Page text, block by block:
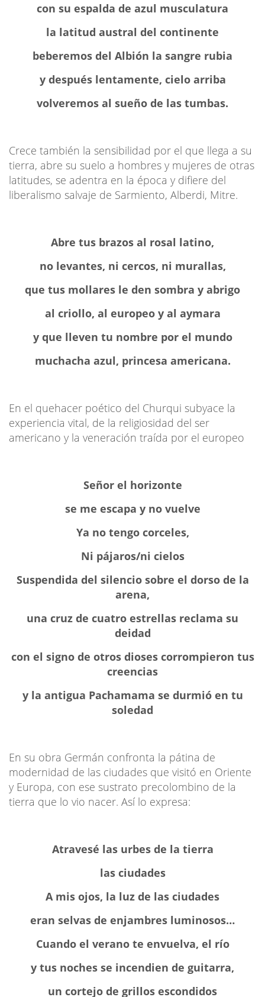
con su espalda de azul musculatura
la latitud austral del continente
beberemos del Albión la sangre rubia
y después lentamente, cielo arriba
volveremos al sueño de las tumbas.
Crece también la sensibilidad por el que llega a su
tierra, abre su suelo a hombres y mujeres de otras
latitudes, se adentra en la época y difiere del
liberalismo salvaje de Sarmiento, Alberdi, Mitre.
Abre tus brazos al rosal latino,
no levantes, ni cercos, ni murallas,
que tus mollares le den sombra y abrigo
al criollo, al europeo y al aymara
y que lleven tu nombre por el mundo
muchacha azul, princesa americana.
En el quehacer poético del Churqui subyace la
experiencia vital, de la religiosidad del ser
americano y la veneración traída por el europeo
Señor el horizonte
se me escapa y no vuelve
Ya no tengo corceles,
Ni pájaros/ni cielos
Suspendida del silencio sobre el dorso de la
arena,
una cruz de cuatro estrellas reclama su
deidad
con el signo de otros dioses corrompieron tus
creencias
y la antigua Pachamama se durmió en tu
soledad
En su obra Germán confronta la pátina de
modernidad de las ciudades que visitó en Oriente
y Europa, con ese sustrato precolombino de la
tierra que lo vio nacer. Así lo expresa:
Atravesé las urbes de la tierra
las ciudades
A mis ojos, la luz de las ciudades
eran selvas de enjambres luminosos…
Cuando el verano te envuelva, el río
y tus noches se incendien de guitarra,
un cortejo de grillos escondidos